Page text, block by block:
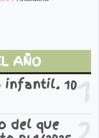
AÑO
1
infantil. 10
del que